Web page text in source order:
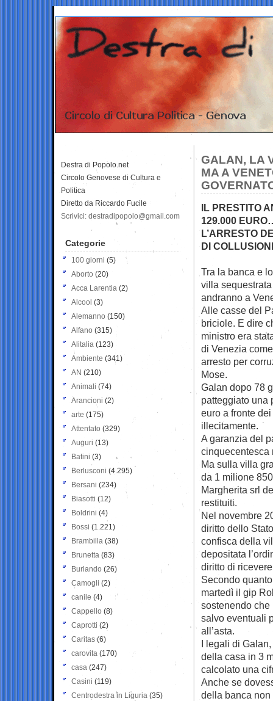
GALAN, LA
MA A
IL PRESTITO
129.000
L’ARRESTO
DI
Tra la banca e
villa
andranno a
Alle casse del
briciole. E dire
ministro era
di Venezia
arresto per
Mose.
Galan dopo 78
patteggiato una
euro a fronte
illecitamente.
A garanzia del
cinquecentesca
Ma sulla villa
da 1 milione
Margherita srl
restituiti.
Nel novembre
diritto dello
confisca della
depositata
diritto di
Secondo
martedì il gip
sostenendo
salvo eventuali
all’asta.
I legali di
della casa in 3
calcolato una
Anche se
della banca
Destra di Popolo.net
Circolo Genovese di Cultura e
Politica
Diretto da Riccardo Fucile
Scrivici: destradipopolo@gmail.com
Categorie
100 giorni (5)
Aborto (20)
Acca Larentia (2)
Alcool (3)
Alemanno (150)
Alfano (315)
Alitalia (123)
Ambiente (341)
AN (210)
Animali (74)
Arancioni (2)
arte (175)
Attentato (329)
Auguri (13)
Batini (3)
Berlusconi (4.295)
Bersani (234)
Biasotti (12)
Boldrini (4)
Bossi (1.221)
Brambilla (38)
Brunetta (83)
Burlando (26)
Camogli (2)
canile (4)
Cappello (8)
Caprotti (2)
Caritas (6)
carovita (170)
casa (247)
Casini (119)
Centrodestra in Liguria (35)